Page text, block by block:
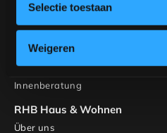
Selectie toestaan
Weigeren
Tische
Banken
Schränke und TV-Möbel
Maßgeschneidert
Innenberatung
RHB Haus & Wohnen
Über uns